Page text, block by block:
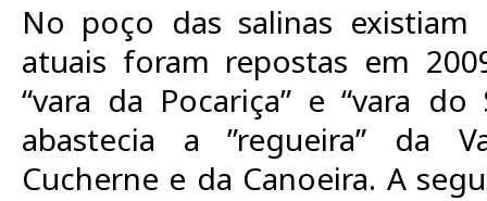
No poço das salinas existiam
atuais foram repostas em
“vara da Pocariça” e “vara do
abastecia a ”regueira” da
Cucherne e da Canoeira. A